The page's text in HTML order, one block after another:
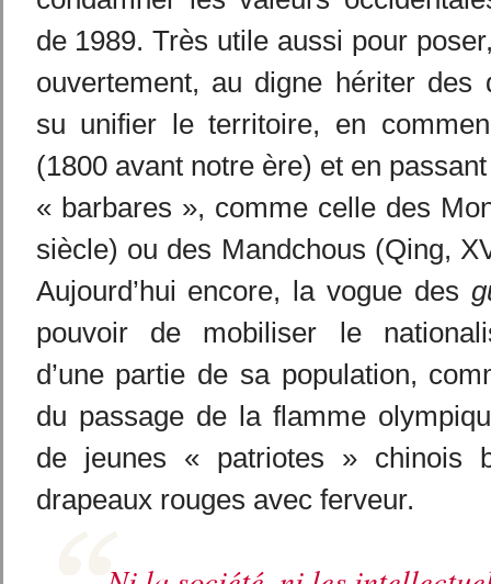
de 1989. Très utile aussi pour
ouvertement, au digne hériter des
su unifier le territoire, en
(1800 avant notre ère) et en
« barbares », comme celle des
siècle) ou des Mandchous (Qing,
Aujourd’hui encore, la vogue des
pouvoir de mobiliser le
d’une partie de sa population,
du passage de la flamme
de jeunes « patriotes » chinois
drapeaux rouges avec ferveur.